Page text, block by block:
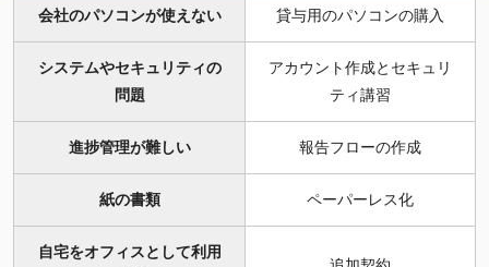
会社のパソコンが使えない 貸与用のパソコンの購入
システムやセキュリティの
問題
アカウント作成とセキュリ
ティ講習
進捗管理が難しい 報告フローの作成
紙の書類 ペーパーレス化
自宅をオフィスとして利用